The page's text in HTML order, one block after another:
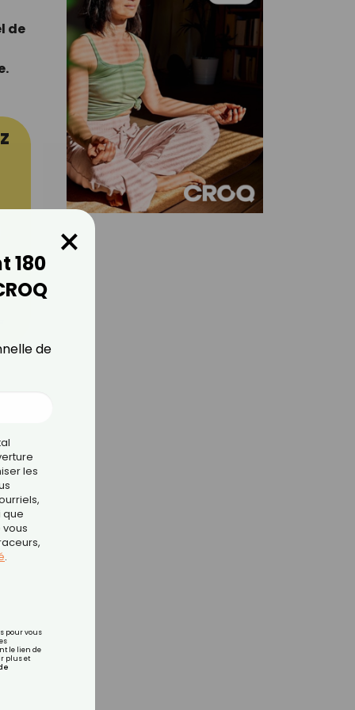
de
×
180
de
les
que
.
pour vous
le lien de
plus et